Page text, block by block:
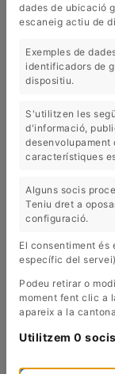
TAULA
2.600,00
dades de ubicació
escaneig actiu de
Exemples de
identificadors de
dispositiu.
S'utilitzen les
d'informació,
desenvolupament
característiques
Alguns socis
Teniu dret a
configuració.
El consentiment
específic del
Podeu retirar o
moment fent clic a
apareix a la
Utilitzem 0